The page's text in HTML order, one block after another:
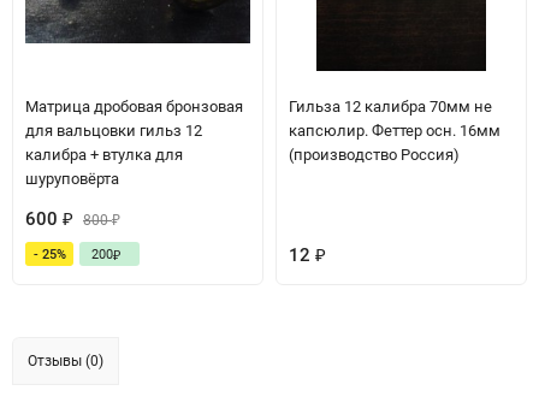
Матрица дробовая бронзовая
для вальцовки гильз 12
калибра + втулка для
шуруповёрта
600 ₽ 800₽
- 25% 200₽
Гильза 12 калибра 70мм не
капсюлир. Феттер осн. 16мм
(производство Россия)
12 ₽
Отзывы (0)